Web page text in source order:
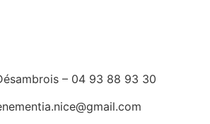
– 04 93 88 93 30